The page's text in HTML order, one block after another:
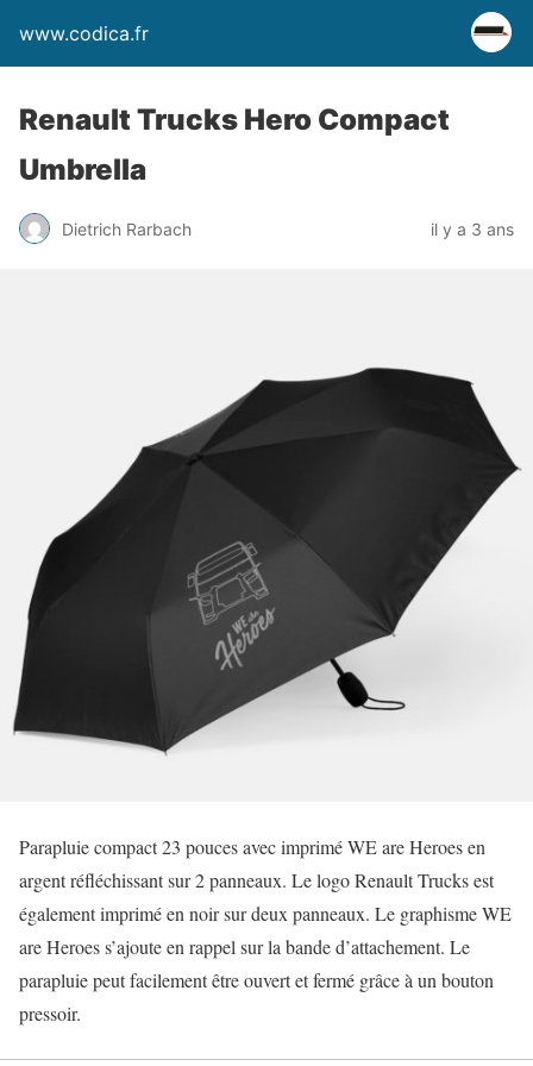
www.codica.fr
Renault Trucks Hero Compact
Umbrella
Dietrich Rarbach il y a 3 ans
Parapluie compact 23 pouces avec imprimé WE are Heroes en
argent réfléchissant sur 2 panneaux. Le logo Renault Trucks est
également imprimé en noir sur deux panneaux. Le graphisme WE
are Heroes s’ajoute en rappel sur la bande d’attachement. Le
parapluie peut facilement être ouvert et fermé grâce à un bouton
pressoir.